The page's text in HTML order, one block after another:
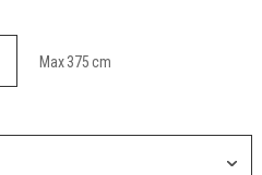
Max375cm